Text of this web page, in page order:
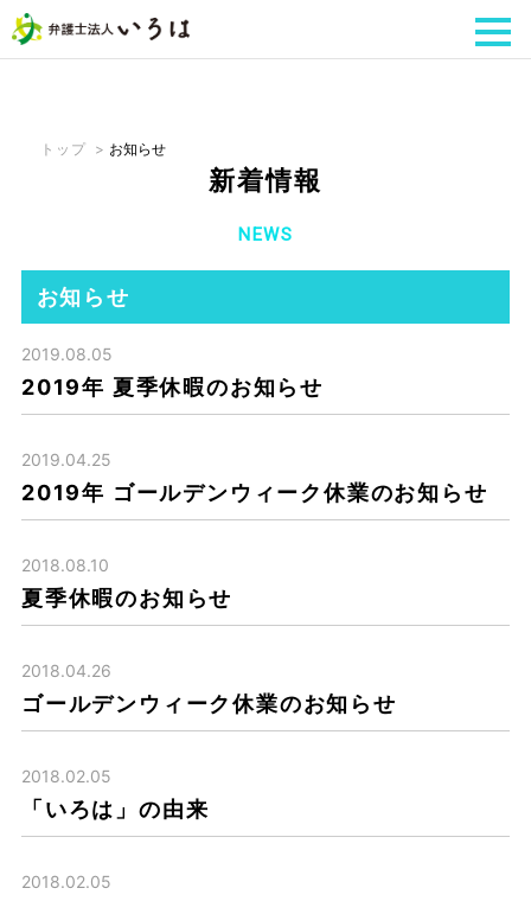
トップ > お知らせ
新着情報
NEWS
お知らせ
2019.08.05
2019年 夏季休暇のお知らせ
2019.04.25
2019年 ゴールデンウィーク休業のお知らせ
2018.08.10
夏季休暇のお知らせ
2018.04.26
ゴールデンウィーク休業のお知らせ
2018.02.05
「いろは」の由来
2018.02.05